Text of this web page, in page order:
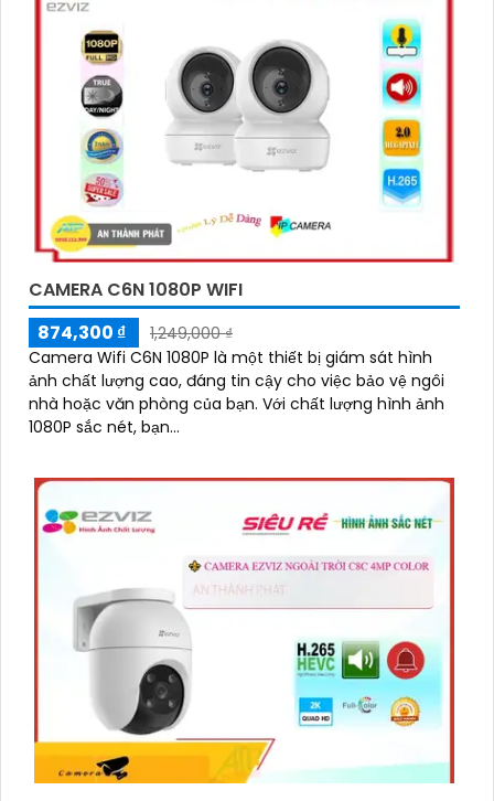
CAMERA C6N 1080P WIFI
874,300 ₫
1,249,000 ₫
Camera Wifi C6N 1080P là một thiết bị giám sát hình
ảnh chất lượng cao, đáng tin cậy cho việc bảo vệ ngôi
nhà hoặc văn phòng của bạn. Với chất lượng hình ảnh
1080P sắc nét, bạn...